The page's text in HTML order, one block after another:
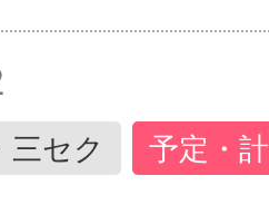
三セク 予定・